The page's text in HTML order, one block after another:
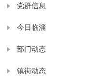
党群信息
今日临淄
部门动态
镇街动态